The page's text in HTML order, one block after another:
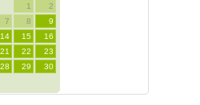
1
2
7 8
9
14 15
16
21 22
23
28 29
30